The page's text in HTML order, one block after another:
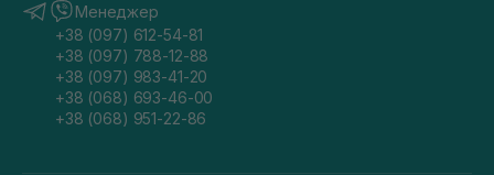
Менеджер
+38 (097) 612-54-81
+38 (097) 788-12-88
+38 (097) 983-41-20
+38 (068) 693-46-00
+38 (068) 951-22-86